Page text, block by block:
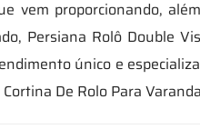
vem proporcionando,
Persiana Rolô Double
único e
De Rolo Para